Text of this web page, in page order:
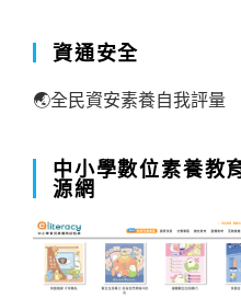
資通安全
🌏全民資安素養自我評量
中小學數位素養教
源網